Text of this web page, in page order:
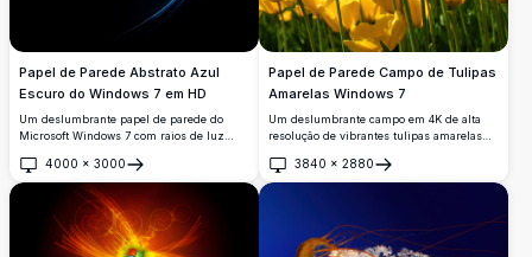
Papel de Parede Abstrato Azul
Escuro do Windows 7 em HD
Um deslumbrante papel de parede do
Microsoft Windows 7 com raios de luz
profundo. Perfeito para personalização da
área de trabalho, esta imagem em alta
resolução 4K exibe elegantes curvas
abstratas e vibrantes linhas de energia
azul neon.
4000 × 3000
Abrir
Papel de Parede Campo de Tulipas
Amarelas Windows 7
Um deslumbrante campo em 4K de alta
resolução de vibrantes tulipas amarelas
céu azul claro. Uma tulipa apresenta uma
faixa vermelha única, adicionando um
3840 × 2880
Abrir